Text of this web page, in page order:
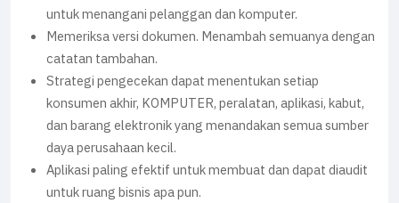
untuk menangani pelanggan dan komputer.
Memeriksa versi dokumen. Menambah semuanya dengan
catatan tambahan.
Strategi pengecekan dapat menentukan setiap
konsumen akhir, KOMPUTER, peralatan, aplikasi, kabut,
dan barang elektronik yang menandakan semua sumber
daya perusahaan kecil.
Aplikasi paling efektif untuk membuat dan dapat diaudit
untuk ruang bisnis apa pun.